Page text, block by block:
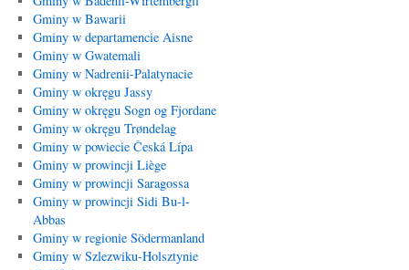
Gminy w Bawarii
Gminy w departamencie Aisne
Gminy w Gwatemali
Gminy w Nadrenii-Palatynacie
Gminy w okręgu Jassy
Gminy w okręgu Sogn og Fjordane
Gminy w okręgu Trøndelag
Gminy w powiecie Česká Lípa
Gminy w prowincji Liège
Gminy w prowincji Saragossa
Gminy w prowincji Sidi Bu-l-
Abbas
Gminy w regionie Södermanland
Gminy w Szlezwiku-Holsztynie